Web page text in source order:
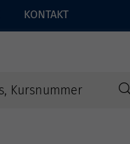
KONTAKT